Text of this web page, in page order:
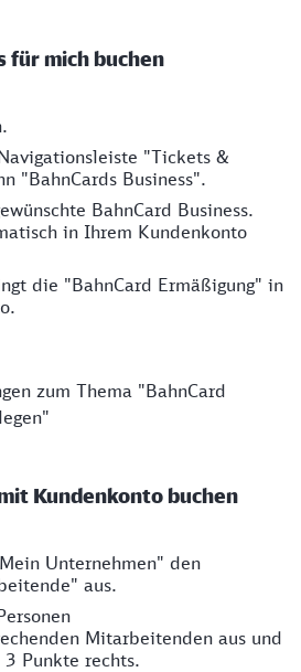
für mich buchen
"Tickets &
"BahnCards Business".
BahnCard Business.
in Ihrem Kundenkonto
die "BahnCard Ermäßigung" in
zum Thema "BahnCard
Kundenkonto buchen
Unternehmen" den
aus.
Mitarbeitenden aus und
Punkte rechts.